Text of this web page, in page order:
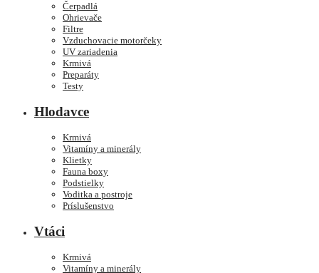
Čerpadlá
Ohrievače
Filtre
Vzduchovacie motorčeky
UV zariadenia
Krmivá
Preparáty
Testy
Hlodavce
Krmivá
Vitamíny a minerály
Klietky
Fauna boxy
Podstielky
Voditka a postroje
Príslušenstvo
Vtáci
Krmivá
Vitamíny a minerály